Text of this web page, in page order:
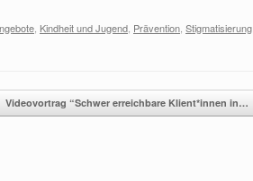
Kindheit und Jugend Prävention Stigmatisierung
Videovortrag “Schwer erreichbare Klient*innen in…